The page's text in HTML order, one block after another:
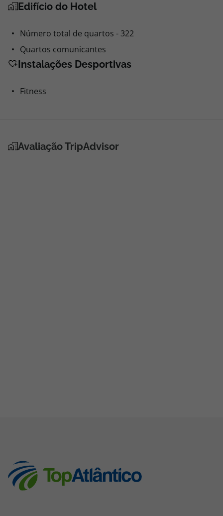
Edifício do Hotel
Número total de quartos - 322
Quartos comunicantes
Instalações Desportivas
Fitness
Avaliação TripAdvisor